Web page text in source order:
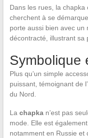
Dans les rues, la
cherchent à se
porte aussi bien avec un
décontracté, illustrant sa
Symbolique
Plus qu’un simple
puissant, témoignant de
du Nord.
La chapkan’est pas
mode. Elle est
notamment en Russie et